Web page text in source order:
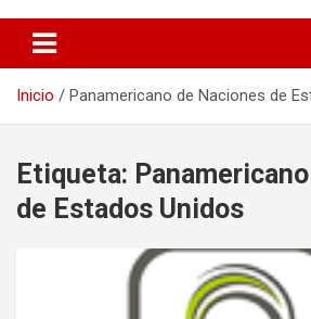
Patines y Chuecas
Inicio Panamericano de Naciones de
Etiqueta:
de Estados Unidos